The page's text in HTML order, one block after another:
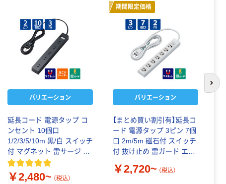
バリエーション
延長コード 電源タップ コ
ンセント 10個口
1/2/3/5/10m 黒/白 スイッチ
付 マグネット 雷サージ エ
レコム
￥2,480~ （税込）
期間限定価格
バリエーション
【まとめ買い割引有】延長コ
ード 電源タップ 3ピン 7個
口 2m/5m 磁石付 スイッチ
付 抜け止め 雷ガード エレ
￥2,720~ （税込）
次